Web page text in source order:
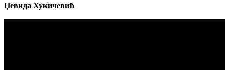
Џевида Хукичевић